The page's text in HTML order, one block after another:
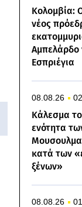
Κολομβία:
νέος
Αμπελάρδο
Εσπριέγια
08.08.26
Κάλεσμα
ενότητα
κατά των
ξένων»
08.08.26